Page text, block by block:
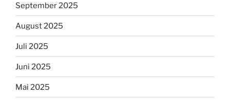
September 2025
August 2025
Juli 2025
Juni 2025
Mai 2025